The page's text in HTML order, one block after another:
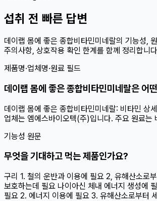
섭취 전 빠른 답변
데이랩 몸에 좋은 종합비타민미네랄의 기능성,
주의사항, 상호작용 확인 한계를 함께 정리합니
제품명·업체명·원료 필드
데이랩 몸에 좋은 종합비타민미네랄은 어
데이랩 몸에 좋은 종합비타민미네랄: 비타민 상
업체는 엠에스바이오텍(주)입니다. 주요 원료는
기능성 원문
무엇을 기대하고 먹는 제품인가요?
구리 1. 철의 운반과 이용에 필요 2, 유해산소로
보호하는데 필요 나이아신 체내 에너지 생성에
필요 2. 에너지 이용에 필요 3. 유해산소로부터